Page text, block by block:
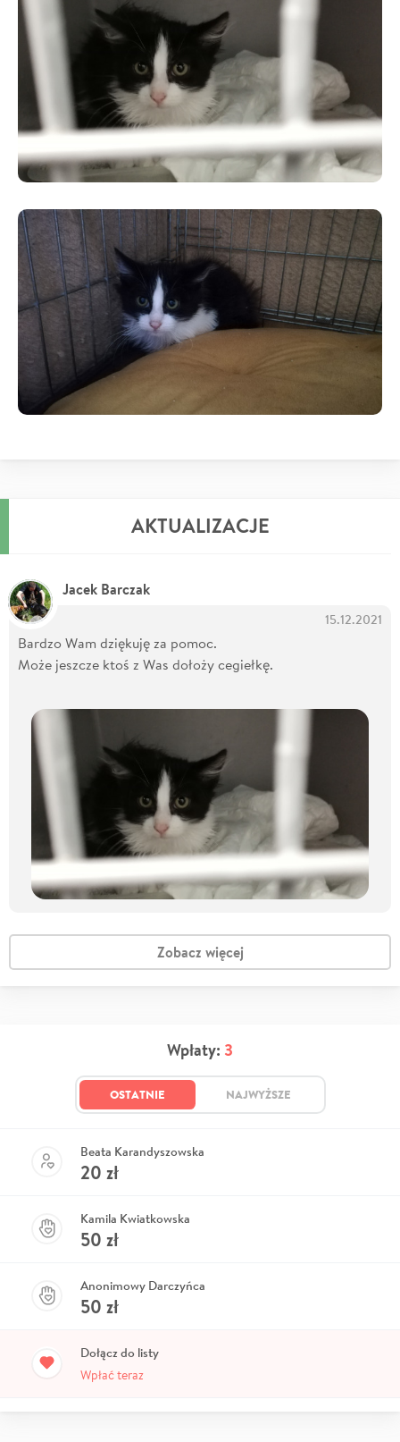
AKTUALIZACJE
Jacek Barczak
15.12.2021
Bardzo Wam dziękuję za pomoc.
Może jeszcze ktoś z Was dołoży cegiełkę.
Zobacz więcej
Wpłaty: 3
OSTATNIE NAJWYŻSZE
Beata Karandyszowska
20 zł
Kamila Kwiatkowska
50 zł
Anonimowy Darczyńca
50 zł
Dołącz do listy
Wpłać teraz